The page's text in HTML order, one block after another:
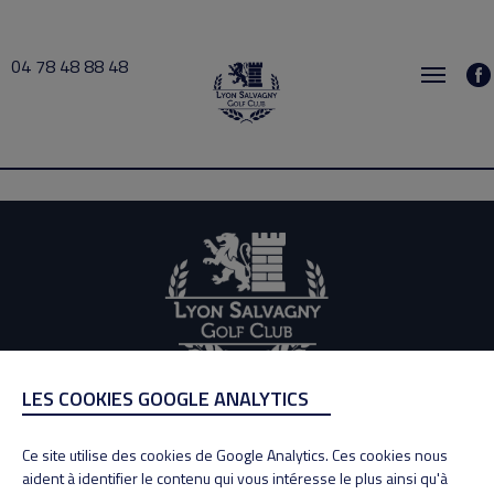
04 78 48 88 48
Scarpa 2020-12-12 12:00 → 2020-12-12 13:00
ADRESSE
69890 La Tour de Salvagny
Tél : 04 78 48 88 48
LES COOKIES GOOGLE ANALYTICS
Ce site utilise des cookies de Google Analytics. Ces cookies nous
aident à identifier le contenu qui vous intéresse le plus ainsi qu'à